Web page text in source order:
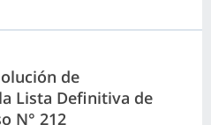
de
Lista Definitiva de
N° 212